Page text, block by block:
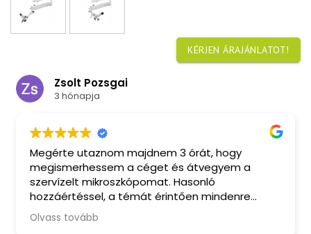
KÉRJEN ÁRAJÁNLATOT!
Zsolt Pozsgai
3 hónapja
Megérte utaznom majdnem 3 órát, hogy
megismerhessem a céget és átvegyem a
szervízelt mikroszkópomat. Hasonló
hozzáértéssel, a témát érintően mindenre
kiterjedő tanácsadással, barátságos
fogadtatással és finom kávéval ritkán
Olvass tovább